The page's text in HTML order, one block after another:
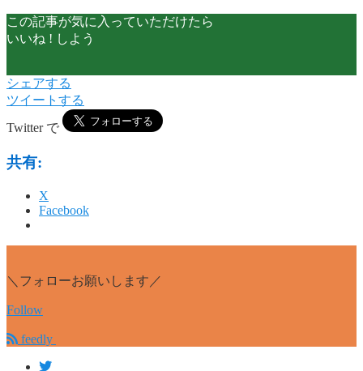
この記事が気に入っていただけたら
いいね ! しよう
シェアする
ツイートする
Twitter で
共有:
X
Facebook
＼フォローお願いします／
Follow
feedly